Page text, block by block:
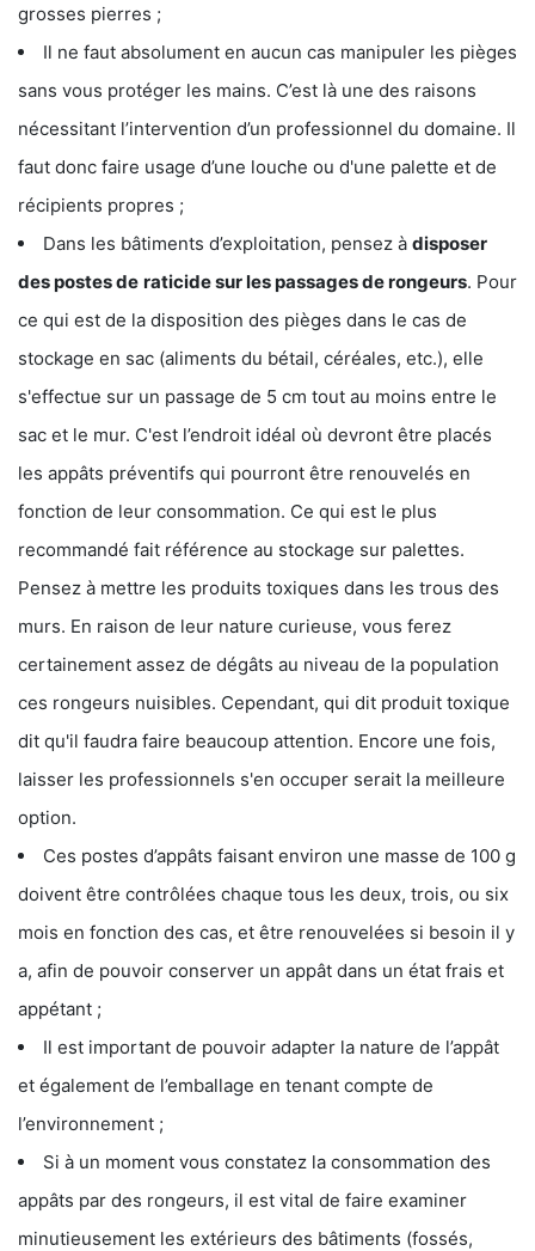
grosses pierres ;
Il ne faut absolument en aucun cas manipuler les pièges
sans vous protéger les mains. C’est là une des raisons
nécessitant l’intervention d’un professionnel du domaine. Il
faut donc faire usage d’une louche ou d'une palette et de
récipients propres ;
Dans les bâtiments d’exploitation, pensez à disposer
des postes de raticide sur les passages de rongeurs. Pour
ce qui est de la disposition des pièges dans le cas de
stockage en sac (aliments du bétail, céréales, etc.), elle
s'effectue sur un passage de 5 cm tout au moins entre le
sac et le mur. C'est l’endroit idéal où devront être placés
les appâts préventifs qui pourront être renouvelés en
fonction de leur consommation. Ce qui est le plus
recommandé fait référence au stockage sur palettes.
Pensez à mettre les produits toxiques dans les trous des
murs. En raison de leur nature curieuse, vous ferez
certainement assez de dégâts au niveau de la population
ces rongeurs nuisibles. Cependant, qui dit produit toxique
dit qu'il faudra faire beaucoup attention. Encore une fois,
laisser les professionnels s'en occuper serait la meilleure
option.
Ces postes d’appâts faisant environ une masse de 100 g
doivent être contrôlées chaque tous les deux, trois, ou six
mois en fonction des cas, et être renouvelées si besoin il y
a, afin de pouvoir conserver un appât dans un état frais et
appétant ;
Il est important de pouvoir adapter la nature de l’appât
et également de l’emballage en tenant compte de
l’environnement ;
Si à un moment vous constatez la consommation des
appâts par des rongeurs, il est vital de faire examiner
minutieusement les extérieurs des bâtiments (fossés,